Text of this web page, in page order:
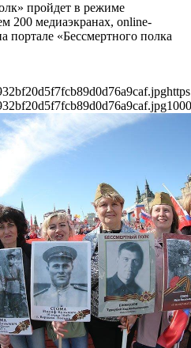
пройдет в режиме
200 медиаэкранах, online-
портале «Бессмертного полка
1000